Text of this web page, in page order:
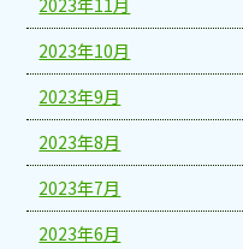
2023年10月
2023年9月
2023年8月
2023年7月
2023年6月